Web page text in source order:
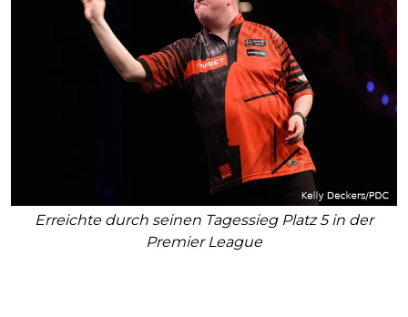
Erreichte durch seinen Tagessieg Platz 5 in der
Premier League